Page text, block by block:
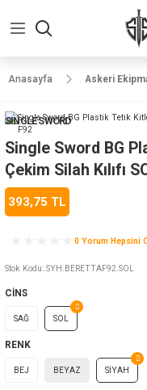
Anasayfa Askeri
SINGLE SWORD
Single Sword BG
Çekim Silah Kılıfı
393,75 TL
0 Yorum Hepsini
Stok Kodu: .SYH.BERETTAF92.SOL
CİNS
SAĞ SOL
RENK
BEJ BEYAZ SİYAH